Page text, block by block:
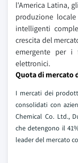
l'America Latina,
produzione
intelligenti
crescita del
emergente per
elettronici.
Quota di mercato
I mercati dei
consolidati con
Chemical Co. Ltd.,
che detengono il
leader del mercato